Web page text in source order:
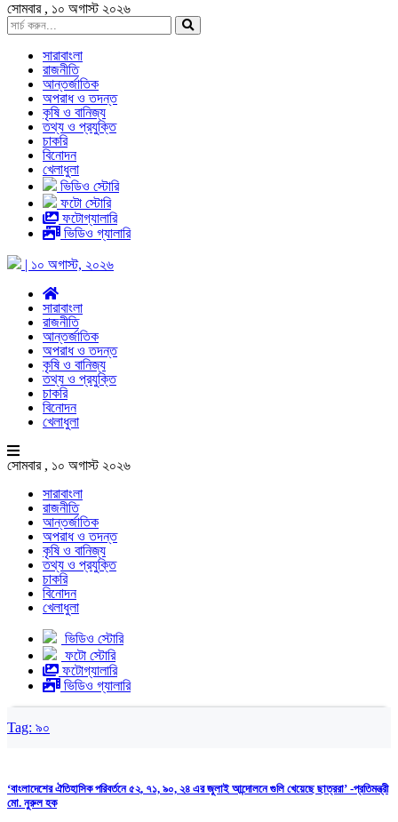
সোমবার , ১০ অগাস্ট ২০২৬
সারাবাংলা
রাজনীতি
আন্তর্জাতিক
অপরাধ ও তদন্ত
কৃষি ও বানিজ্য
তথ্য ও প্রযুক্তি
চাকরি
বিনোদন
খেলাধুলা
ভিডিও স্টোরি
ফটো স্টোরি
ফটোগ্যালারি
ভিডিও গ্যালারি
| ১০ অগাস্ট, ২০২৬
সারাবাংলা
রাজনীতি
আন্তর্জাতিক
অপরাধ ও তদন্ত
কৃষি ও বানিজ্য
তথ্য ও প্রযুক্তি
চাকরি
বিনোদন
খেলাধুলা
সোমবার , ১০ অগাস্ট ২০২৬
সারাবাংলা
রাজনীতি
আন্তর্জাতিক
অপরাধ ও তদন্ত
কৃষি ও বানিজ্য
তথ্য ও প্রযুক্তি
চাকরি
বিনোদন
খেলাধুলা
ভিডিও স্টোরি
ফটো স্টোরি
ফটোগ্যালারি
ভিডিও গ্যালারি
Tag: ৯০
‘বাংলাদেশের ঐতিহাসিক পরিবর্তনে ৫২, ৭১, ৯০, ২৪ এর জুলাই আন্দোলনে গুলি খেয়েছে ছাত্ররা’ -প্রতিমন্ত্রী
মো. নুরুল হক